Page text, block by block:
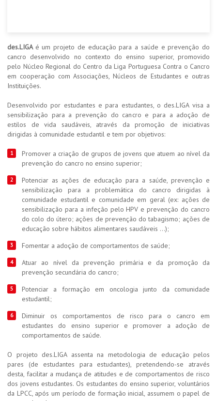
des.LIGA é um projeto de educação para a saúde e prevenção do
cancro desenvolvido no contexto do ensino superior, promovido
pelo Núcleo Regional do Centro da Liga Portuguesa Contra o Cancro
em cooperação com Associações, Núcleos de Estudantes e outras
Instituições.
Desenvolvido por estudantes e para estudantes, o des.LIGA visa a
sensibilização para a prevenção do cancro e para a adoção de
estilos de vida saudáveis, através da promoção de iniciativas
dirigidas à comunidade estudantil e tem por objetivos:
Promover a criação de grupos de jovens que atuem ao nível da
prevenção do cancro no ensino superior;
Potenciar as ações de educação para a saúde, prevenção e
sensibilização para a problemática do cancro dirigidas à
comunidade estudantil e comunidade em geral (ex: ações de
sensibilização para a infeção pelo HPV e prevenção do cancro
do colo do útero; ações de prevenção do tabagismo; ações de
educação sobre hábitos alimentares saudáveis …);
Fomentar a adoção de comportamentos de saúde;
Atuar ao nível da prevenção primária e da promoção da
prevenção secundária do cancro;
Potenciar a formação em oncologia junto da comunidade
estudantil;
Diminuir os comportamentos de risco para o cancro em
estudantes do ensino superior e promover a adoção de
comportamentos de saúde.
O projeto des.LIGA assenta na metodologia de educação pelos
pares (de estudantes para estudantes), pretendendo-se através
desta, facilitar a mudança de atitudes e de comportamentos de risco
dos jovens estudantes. Os estudantes do ensino superior, voluntários
da LPCC, após um período de formação inicial, assumem o papel de